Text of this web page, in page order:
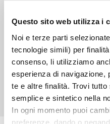
Questo sito web utilizza i
Noi e terze parti
tecnologie simili) per
consenso, li utilizziamo
esperienza di navigazione,
te e altre finalità. Trovi
semplice e sintetico nella
In ogni momento puoi
preferenze, dando o
FINE